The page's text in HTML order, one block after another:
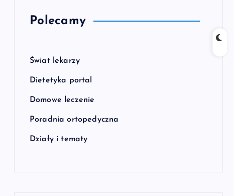
Polecamy
Świat lekarzy
Dietetyka portal
Domowe leczenie
Poradnia ortopedyczna
Działy i tematy